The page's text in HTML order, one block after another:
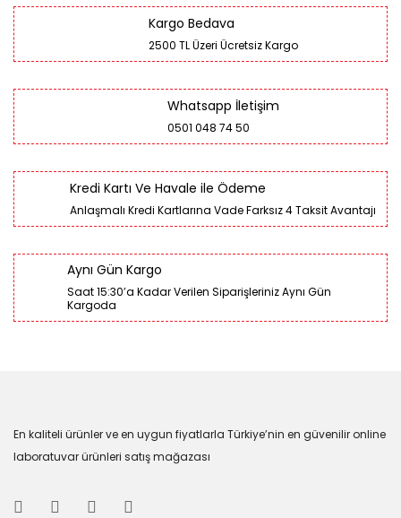
Kargo Bedava
2500 TL Üzeri Ücretsiz Kargo
Whatsapp İletişim
0501 048 74 50
Kredi Kartı Ve Havale ile Ödeme
Anlaşmalı Kredi Kartlarına Vade Farksız 4 Taksit Avantajı
Aynı Gün Kargo
Saat 15:30’a Kadar Verilen Siparişleriniz Aynı Gün
Kargoda
En kaliteli ürünler ve en uygun fiyatlarla Türkiye’nin en güvenilir online
laboratuvar ürünleri satış mağazası